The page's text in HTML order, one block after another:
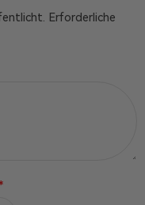
Erforderliche
*